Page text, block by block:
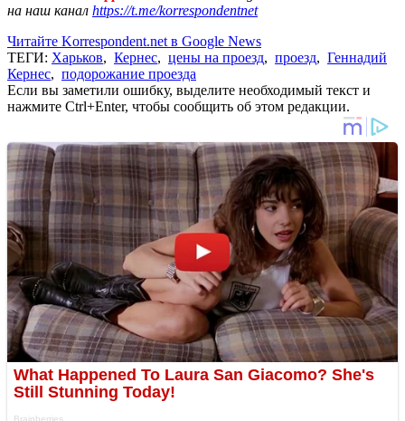
на наш канал https://t.me/korrespondentnet
Читайте Korrespondent.net в Google News
ТЕГИ: Харьков, Кернес, цены на проезд, проезд, Геннадий
Кернес, подорожание проезда
Если вы заметили ошибку, выделите необходимый текст и
нажмите Ctrl+Enter, чтобы сообщить об этом редакции.